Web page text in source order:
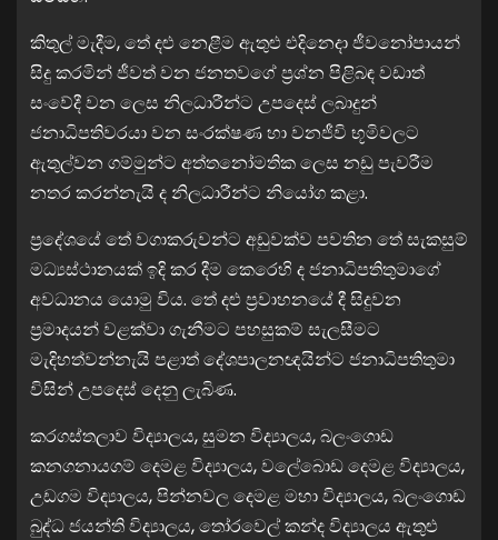
කිතුල් මැදීම, තේ දළු නෙළීම ඇතුළු එදිනෙදා ජීවනෝපායන්
සිදු කරමින් ජීවත් වන ජනතවගේ ප්‍රශ්න පිළිබඳ වඩාත්
සංවේදී වන ලෙස නිලධාරීන්ට උපදෙස් ලබාදුන්
ජනාධිපතිවරයා වන සංරක්ෂණ හා වනජීවි භූමිවලට
ඇතුල්වන ගම්මුන්ට අත්තනෝමතික ලෙස නඩු පැවරීම
නතර කරන්නැයි ද නිලධාරීන්ට නියෝග කළා.
ප්‍රදේශයේ තේ වගාකරුවන්ට අඩුවක්ව පවතින තේ සැකසුම්
මධ්‍යස්ථානයක් ඉදි කර දීම කෙරෙහි ද ජනාධිපතිතුමාගේ
අවධානය යොමු විය. තේ දළු ප්‍රවාහනයේ දී සිදුවන
ප්‍රමාදයන් වළක්වා ගැනීමට පහසුකම් සැලසීමට
මැදිහත්වන්නැයි පළාත් දේශපාලනඥයින්ට ජනාධිපතිතුමා
විසින් උපදෙස් දෙනු ලැබිණ.
කරගස්තලාව විද්‍යාලය, සුමන විද්‍යාලය, බලංගොඩ
කනගනායගම් දෙමළ විද්‍යාලය, වලේබොඩ දෙමළ විද්‍යාලය,
උඩගම විද්‍යාලය, පින්නවල දෙමළ මහා විද්‍යාලය, බලංගොඩ
බුද්ධ ජයන්ති විද්‍යාලය, තෝරවෙල් කන්ද විද්‍යාලය ඇතුළු